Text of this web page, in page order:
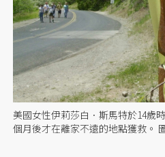
美國女性伊莉莎白．斯馬特於14歲
個月後才在離家不遠的地點獲救。